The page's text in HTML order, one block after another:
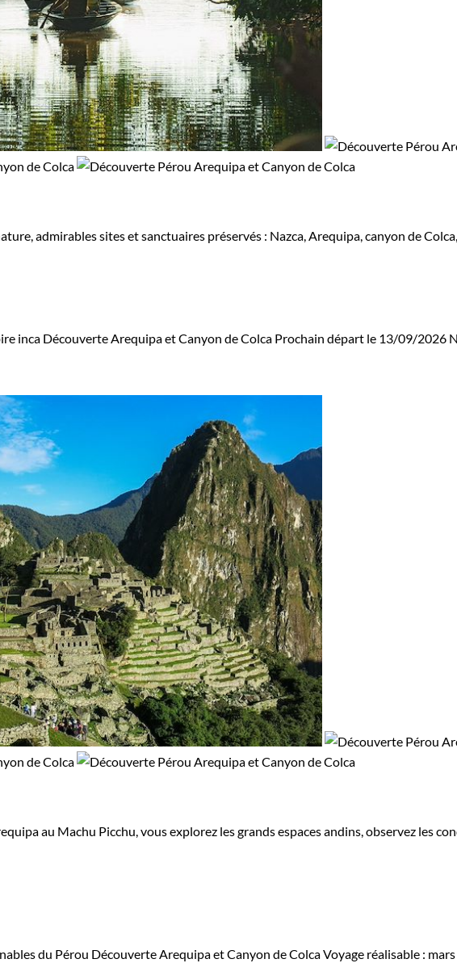
admirables sites et sanctuaires préservés : Nazca, Arequipa, canyon de
inca Découverte Arequipa et Canyon de Colca Prochain départ le 13/09/2026
au Machu Picchu, vous explorez les grands espaces andins, observez les
du Pérou Découverte Arequipa et Canyon de ColcaVoyage réalisable :